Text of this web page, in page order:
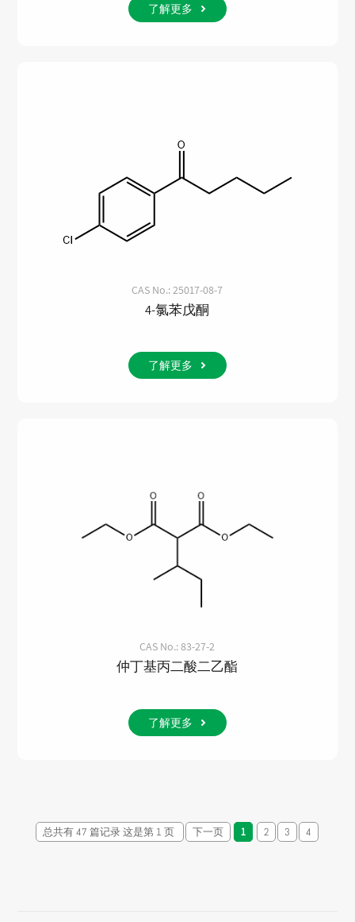
了解更多
CAS No.: 25017-08-7
4-氯苯戊酮
了解更多
CAS No.: 83-27-2
仲丁基丙二酸二乙酯
了解更多
总共有 47 篇记录 这是第 1 页 下一页 1 2 3 4